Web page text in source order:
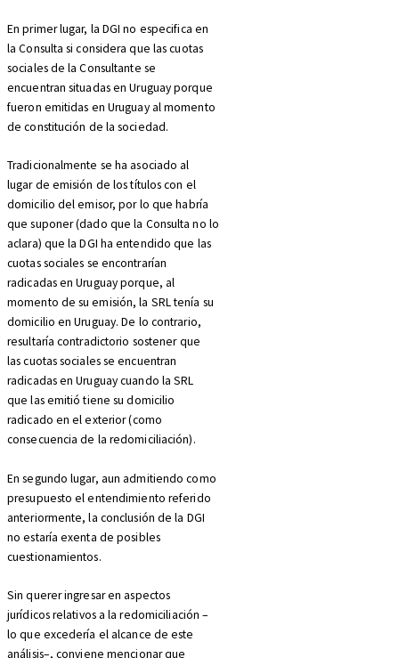
En primer lugar, la DGI no especifica en
la Consulta si considera que las cuotas
sociales de la Consultante se
encuentran situadas en Uruguay porque
fueron emitidas en Uruguay al momento
de constitución de la sociedad.
Tradicionalmente se ha asociado al
lugar de emisión de los títulos con el
domicilio del emisor, por lo que habría
que suponer (dado que la Consulta no lo
aclara) que la DGI ha entendido que las
cuotas sociales se encontrarían
radicadas en Uruguay porque, al
momento de su emisión, la SRL tenía su
domicilio en Uruguay. De lo contrario,
resultaría contradictorio sostener que
las cuotas sociales se encuentran
radicadas en Uruguay cuando la SRL
que las emitió tiene su domicilio
radicado en el exterior (como
consecuencia de la redomiciliación).
En segundo lugar, aun admitiendo como
presupuesto el entendimiento referido
anteriormente, la conclusión de la DGI
no estaría exenta de posibles
cuestionamientos.
Sin querer ingresar en aspectos
jurídicos relativos a la redomiciliación –
lo que excedería el alcance de este
análisis–, conviene mencionar que